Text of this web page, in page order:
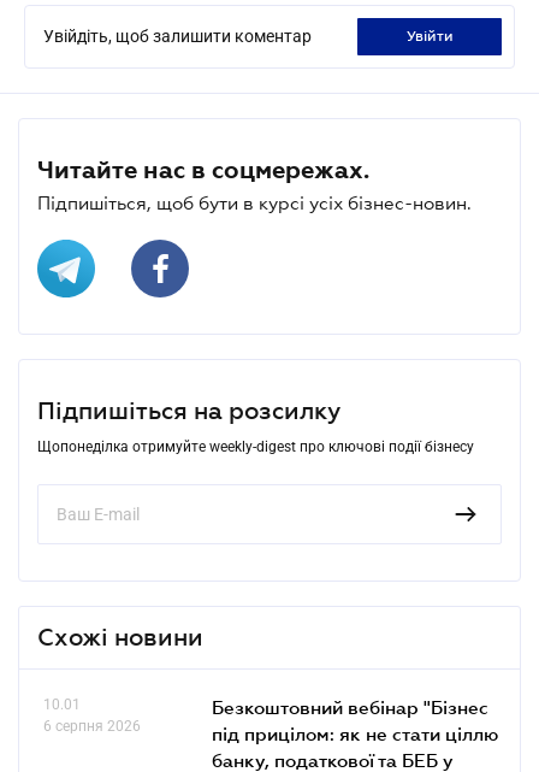
Увійдіть, щоб залишити коментар увійти
Читайте нас в соцмережах.
Підпишіться, щоб бути в курсі усіх бізнес-новин.
Підпишіться на розсилку
Щопонеділка отримуйте weekly-digest про ключові події бізнесу
Схожі новини
10.01
6 серпня 2026
Безкоштовний вебінар "Бізнес
під прицілом: як не стати ціллю
банку, податкової та БЕБ у